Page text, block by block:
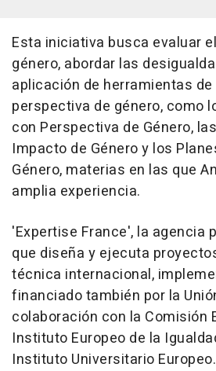
Esta iniciativa busca evaluar
género, abordar las
aplicación de herramientas
perspectiva de género, como
con Perspectiva de Género,
Impacto de Género y los
Género, materias en las que
amplia experiencia.
'Expertise France', la agencia
que diseña y ejecuta
técnica internacional,
financiado también por la
colaboración con la Comisión
Instituto Europeo de la
Instituto Universitario Europeo.